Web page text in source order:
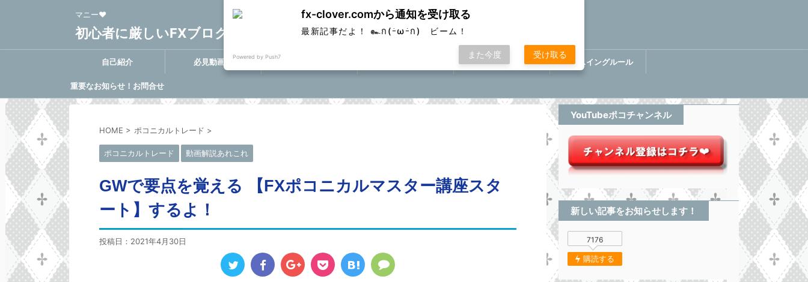
マニー❤
初心者に厳しいFXブログ FX-Clover
自己紹介 必見動画集 FXポコニカルマスター講 ぷちスイングルール
トレード】
重要なお知らせ！お問合せ
HOME > ポコニカルトレード >
ポコニカルトレード 動画解説あれこれ
GWで要点を覚える 【FXポコニカルマスター講座スタ
ート】するよ！
投稿日： 2021年4月30日
YouTubeポコチャンネル
新しい記事をお知らせします！
7176
購読する
fx-clover.comから通知を受け取る
最新記事だよ！ ๛ก(ｰ̀ωｰ́ก) ビーム！
Powered by Push7 また今度 受け取る